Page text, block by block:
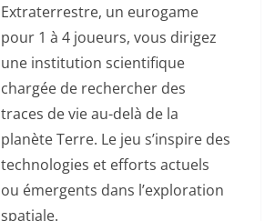
Extraterrestre, un eurogame
pour 1 à 4 joueurs, vous dirigez
une institution scientifique
chargée de rechercher des
traces de vie au-delà de la
planète Terre. Le jeu s’inspire des
technologies et efforts actuels
ou émergents dans l’exploration
spatiale.